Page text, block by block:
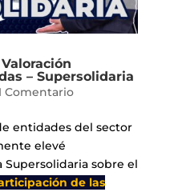
– Supersolidaria
Comentario
entidades del sector
elevé
sobre el
de las